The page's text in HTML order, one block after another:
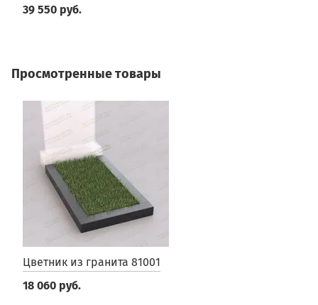
39 550 руб.
Просмотренные товары
Цветник из гранита 81001
18 060 руб.